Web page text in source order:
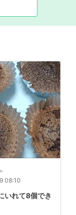
08:10
いれて8個でき